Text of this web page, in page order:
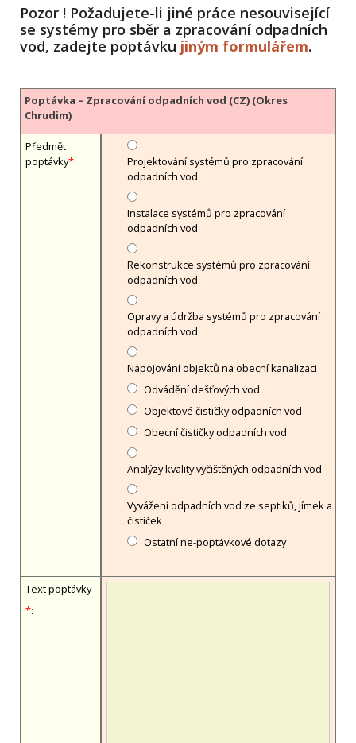
Pozor ! Požadujete-li jiné práce nesouvisející
se systémy pro sběr a zpracování odpadních
vod, zadejte poptávku jiným formulářem.
Poptávka – Zpracování odpadních vod (CZ) (Okres
Chrudim)
Předmět
poptávky*:
Projektování systémů pro zpracování
odpadních vod
Instalace systémů pro zpracování
odpadních vod
Rekonstrukce systémů pro zpracování
odpadních vod
Opravy a údržba systémů pro zpracování
odpadních vod
Napojování objektů na obecní kanalizaci
Odvádění dešťových vod
Objektové čističky odpadních vod
Obecní čističky odpadních vod
Analýzy kvality vyčištěných odpadních vod
Vyvážení odpadních vod ze septiků, jímek a
čističek
Ostatní ne-poptávkové dotazy
Text poptávky
*: